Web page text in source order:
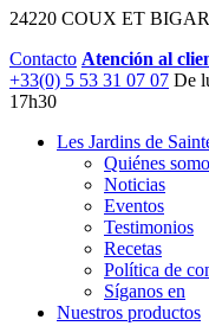
24220 COUX ET
Contacto Atención al
+33(0) 5 53 31 07 07 De
17h30
Les Jardins de
Quiénes
Noticias
Eventos
Testimonios
Recetas
Política de
Síganos en
Nuestros productos